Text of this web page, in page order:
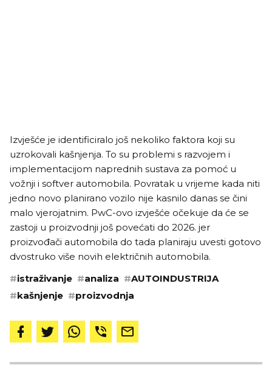
Izvješće je identificiralo još nekoliko faktora koji su
uzrokovali kašnjenja. To su problemi s razvojem i
implementacijom naprednih sustava za pomoć u
vožnji i softver automobila. Povratak u vrijeme kada niti
jedno novo planirano vozilo nije kasnilo danas se čini
malo vjerojatnim. PwC-ovo izvješće očekuje da će se
zastoji u proizvodnji još povećati do 2026. jer
proizvođači automobila do tada planiraju uvesti gotovo
dvostruko više novih električnih automobila.
#istraživanje #analiza #AUTOINDUSTRIJA
#kašnjenje #proizvodnja